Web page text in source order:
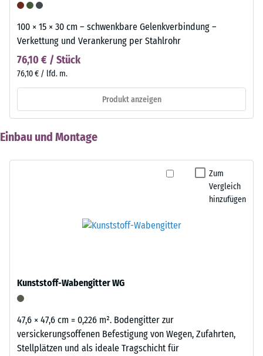
100 × 15 × 30 cm – schwenkbare Gelenkverbindung –
Verkettung und Verankerung per Stahlrohr
76,10 € / Stück
76,10 € / lfd. m.
Produkt anzeigen
Einbau und Montage
Zum
Vergleich
hinzufügen
Kunststoff-Wabengitter WG
47,6 × 47,6 cm = 0,226 m². Bodengitter zur
versickerungsoffenen Befestigung von Wegen, Zufahrten,
Stellplätzen und als ideale Tragschicht für